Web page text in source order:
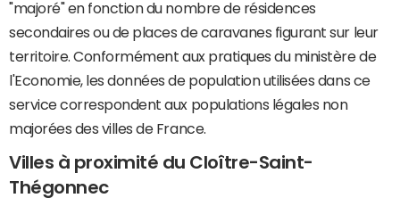
"majoré" en fonction du nombre de résidences
secondaires ou de places de caravanes figurant sur leur
territoire. Conformément aux pratiques du ministère de
l'Economie, les données de population utilisées dans ce
service correspondent aux populations légales non
majorées des villes de France.
Villes à proximité du Cloître-Saint-
Thégonnec